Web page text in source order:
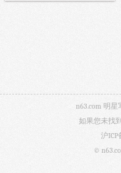
n63.com 明
如果您未找
沪ICP
©